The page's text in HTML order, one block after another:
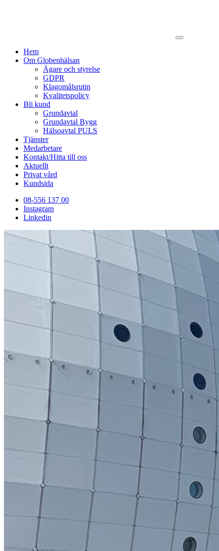
Hem
Om Globenhälsan
Ägare och styrelse
GDPR
Klagomålsrutin
Kvalitetspolicy
Bli kund
Grundavtal
Grundavtal Bygg
Hälsoavtal PULS
Tjänster
Medarbetare
Kontakt/Hitta till oss
Aktuellt
Privat vård
Kundsida
08-556 137 00
Instagram
Linkedin